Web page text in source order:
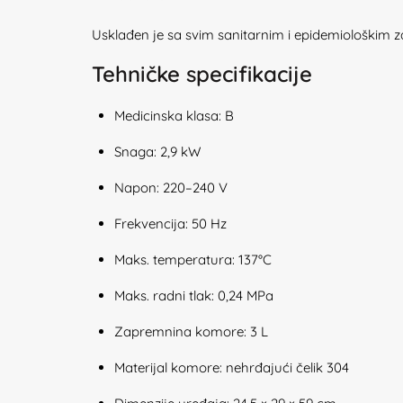
Usklađen je sa svim sanitarnim i epidemiološkim
Tehničke specifikacije
Medicinska klasa: B
Snaga: 2,9 kW
Napon: 220–240 V
Frekvencija: 50 Hz
Maks. temperatura: 137°C
Maks. radni tlak: 0,24 MPa
Zapremnina komore: 3 L
Materijal komore: nehrđajući čelik 304